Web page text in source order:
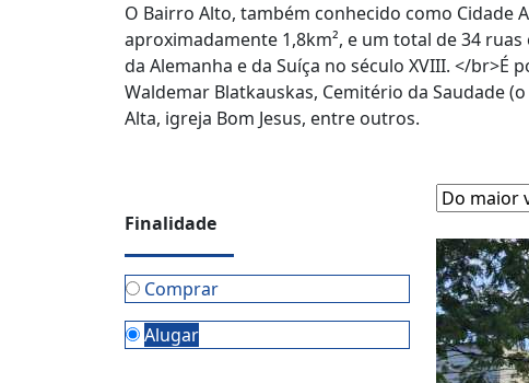
O Bairro Alto, também conhecido como Cidade
aproximadamente 1,8km², e um total de 34
da Alemanha e da Suíça no século XVIII. </
Waldemar Blatkauskas, Cemitério da Saudade
Alta, igreja Bom Jesus, entre outros.
Finalidade
Comprar
Alugar